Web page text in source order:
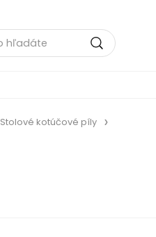
Stolové kotúčové píly